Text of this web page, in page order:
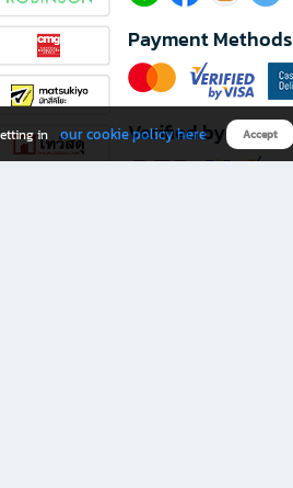
Payment Methods
Verified by
in our cookie policy here Accept